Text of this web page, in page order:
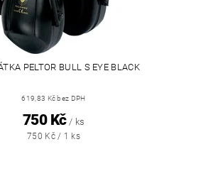
PELTOR BULL S EYE BLACK
619,83 Kč bez DPH
750 Kč / ks
750 Kč / 1 ks